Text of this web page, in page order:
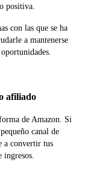
positiva.
con las que se ha
a mantenerse
afiliado
de Amazon. Si
canal de
a convertir tus